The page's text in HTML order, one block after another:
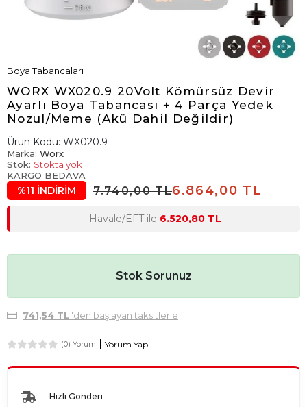
Boya Tabancaları
WORX WX020.9 20Volt Kömürsüz Devir
Ayarlı Boya Tabancası + 4 Parça Yedek
Nozul/Meme (Akü Dahil Değildir)
Ürün Kodu: WX020.9
Marka: Worx
Stok: Stokta yok
KARGO BEDAVA
%11 İNDİRİM 7.740,00 TL6.864,00 TL
Havale/EFT ile 6.520,80 TL
Stok Sorunuz
741,54 TL'den başlayan taksitlerle
(0) Yorum Yorum Yap
Hızlı Gönderi